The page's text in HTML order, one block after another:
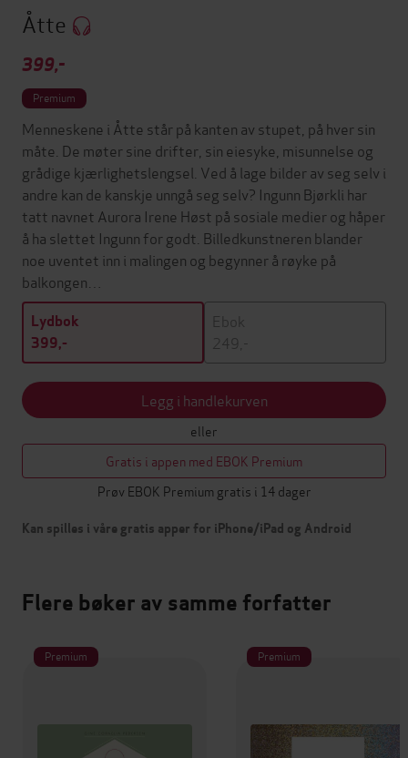
Åtte
399,-
Premium
Menneskene i Åtte står på kanten av stupet, på hver sin
måte. De møter sine drifter, sin eiesyke, misunnelse og
grådige kjærlighetslengsel. Ved å lage bilder av seg selv i
andre kan de kanskje unngå seg selv? Ingunn Bjørkli har
tatt navnet Aurora Irene Høst på sosiale medier og håper
å ha slettet Ingunn for godt. Billedkunstneren blander
noe uventet inn i malingen og begynner å røyke på
balkongen…
Lydbok
399,-
Ebok
249,-
Legg i handlekurven
eller
Gratis i appen med EBOK Premium
Prøv EBOK Premium gratis i 14 dager
Kan spilles i våre gratis apper for iPhone/iPad og Android
Flere bøker av samme forfatter
Premium Premium